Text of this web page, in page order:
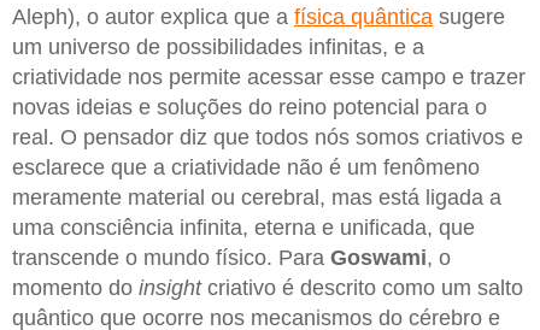
Aleph), o autor explica que a física quântica sugere
um universo de possibilidades infinitas, e a
criatividade nos permite acessar esse campo e trazer
novas ideias e soluções do reino potencial para o
real. O pensador diz que todos nós somos criativos e
esclarece que a criatividade não é um fenômeno
meramente material ou cerebral, mas está ligada a
uma consciência infinita, eterna e unificada, que
transcende o mundo físico. Para Goswami, o
momento do insightcriativo é descrito como um salto
quântico que ocorre nos mecanismos do cérebro e